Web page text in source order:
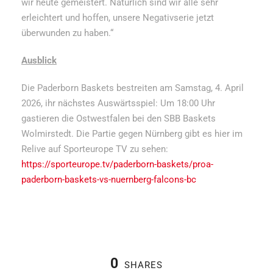
wir heute gemeistert. Natürlich sind wir alle sehr
erleichtert und hoffen, unsere Negativserie jetzt
überwunden zu haben.“
Ausblick
Die Paderborn Baskets bestreiten am Samstag, 4. April
2026, ihr nächstes Auswärtsspiel: Um 18:00 Uhr
gastieren die Ostwestfalen bei den SBB Baskets
Wolmirstedt. Die Partie gegen Nürnberg gibt es hier im
Relive auf Sporteurope TV zu sehen:
https://sporteurope.tv/paderborn-baskets/proa-
paderborn-baskets-vs-nuernberg-falcons-bc
0 SHARES